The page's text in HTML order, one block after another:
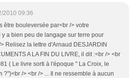
2010 09:36
être bouleversée par<br /> votre
y a bien peu de langage sur terre pour
Relisez la lettre d'Arnaud DESJARDIN
A LA FIN DU LIVRE, il dit :<br /> <br
( Le livre sorti à l'époque " La Croix, le
?")<br /> <br /> ... Il ne ressemble à aucun